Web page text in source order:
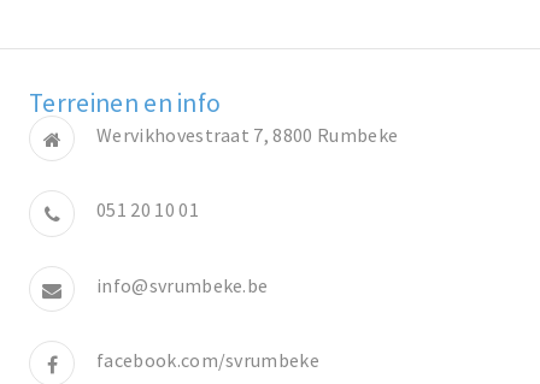
Terreinen en info
Wervikhovestraat 7, 8800 Rumbeke
051 20 10 01
info@svrumbeke.be
facebook.com/svrumbeke